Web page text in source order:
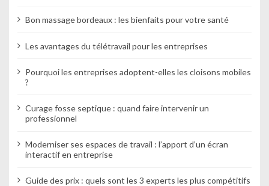
Bon massage bordeaux : les bienfaits pour votre santé
Les avantages du télétravail pour les entreprises
Pourquoi les entreprises adoptent-elles les cloisons mobiles
?
Curage fosse septique : quand faire intervenir un
professionnel
Moderniser ses espaces de travail : l’apport d’un écran
interactif en entreprise
Guide des prix : quels sont les 3 experts les plus compétitifs